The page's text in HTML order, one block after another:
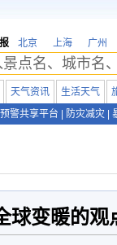
北京 上海 广州
天气资讯 生活天气
预警共享平台 防灾减灾
球变暖的观